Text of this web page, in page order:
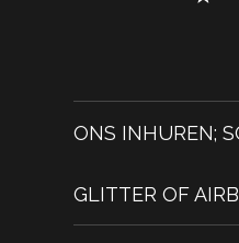
ONS INHUREN;
GLITTER OF